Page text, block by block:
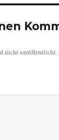
nicht veröffentlicht.